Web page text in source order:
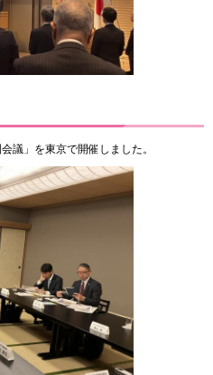
議」を東京で開催しました。